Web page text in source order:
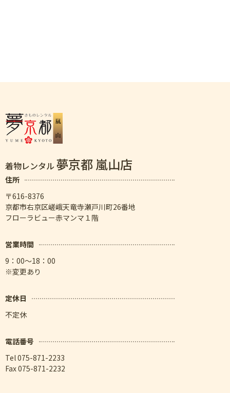
着物レンタル夢京都 嵐山店
住所
〒616-8376
京都市右京区嵯峨天竜寺瀬戸川町26番地
フローラビュー赤マンマ１階
営業時間
9：00～18：00
※変更あり
定休日
不定休
電話番号
Tel 075-871-2233
Fax 075-871-2232